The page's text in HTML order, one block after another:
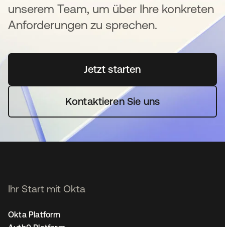
unserem Team, um über Ihre konkreten
Anforderungen zu sprechen.
Jetzt startenwird in einer neuen
Kontaktieren Sie uns
Ihr Start mit Okta
Okta Platform